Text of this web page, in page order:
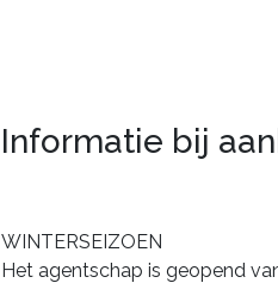
Informatie bij
WINTERSEIZOEN
Het agentschap is geopend